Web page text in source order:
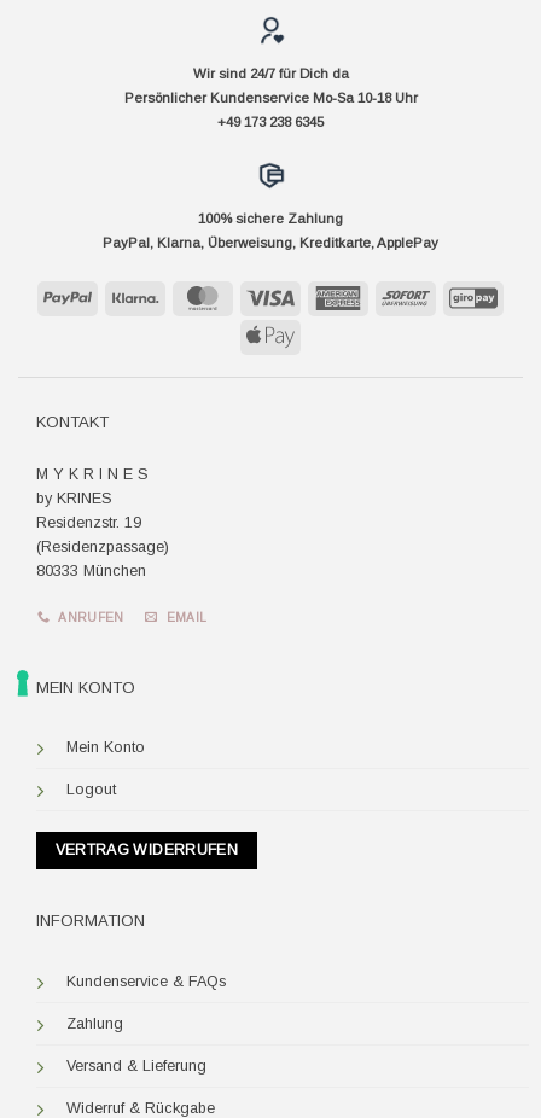
Wir sind 24/7 für Dich da
Persönlicher Kundenservice Mo-Sa 10-18 Uhr
+49 173 238 6345
100% sichere Zahlung
PayPal, Klarna, Überweisung, Kreditkarte, ApplePay
PayPal Klarna MasterCard Visa
AmericanSofort
Apple
KONTAKT
M Y K R I N E S
by KRINES
Residenzstr. 19
(Residenzpassage)
80333 München
ANRUFEN EMAIL
MEIN KONTO
Mein Konto
Logout
VERTRAG WIDERRUFEN
INFORMATION
Kundenservice & FAQs
Zahlung
Versand & Lieferung
Widerruf & Rückgabe